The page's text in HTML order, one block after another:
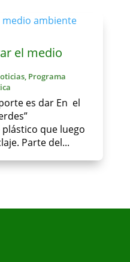
el medio
, Programa
es dar En el
que luego
Parte del...